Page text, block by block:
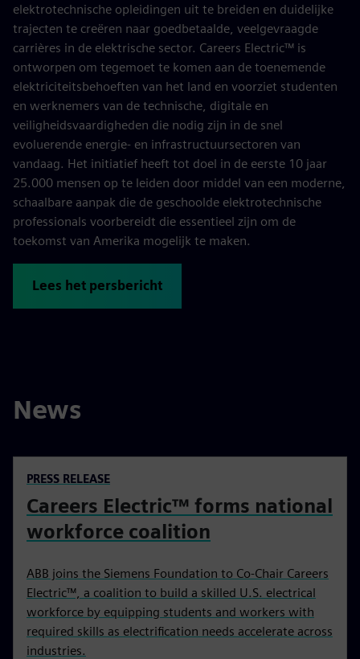
elektrotechnische opleidingen uit te breiden en duidelijke
trajecten te creëren naar goedbetaalde, veelgevraagde
carrières in de elektrische sector. Careers Electric™ is
ontworpen om tegemoet te komen aan de toenemende
elektriciteitsbehoeften van het land en voorziet studenten
en werknemers van de technische, digitale en
veiligheidsvaardigheden die nodig zijn in de snel
evoluerende energie- en infrastructuursectoren van
vandaag. Het initiatief heeft tot doel in de eerste 10 jaar
25.000 mensen op te leiden door middel van een moderne,
schaalbare aanpak die de geschoolde elektrotechnische
professionals voorbereidt die essentieel zijn om de
toekomst van Amerika mogelijk te maken.
Lees het persbericht
News
PRESS RELEASE
Careers Electric™ forms national
workforce coalition
ABB joins the Siemens Foundation to Co-Chair Careers
Electric™, a coalition to build a skilled U.S. electrical
workforce by equipping students and workers with
required skills as electrification needs accelerate across
industries.